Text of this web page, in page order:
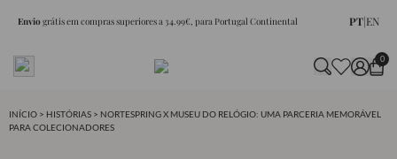
Enviográtis em compras superiores a 34.99€, para Portugal Continental PT|EN
0
INÍCIO > HISTÓRIAS > NORTESPRING X MUSEU DO RELÓGIO: UMA PARCERIA MEMORÁVEL
PARA COLECIONADORES